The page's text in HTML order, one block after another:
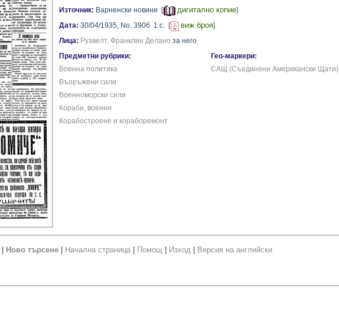
Източник: Варненски новини [ дигитално копие]
Дата: 30/04/1935, No. 3906 1 с. [ виж броя]
Лица: Рузвелт, Франклин Делано за него
Предметни рубрики:
Военна политика
Въоръжени сили
Военноморски сили
Кораби, военни
Корабостроене и кораборемонт
Гео-маркери:
САЩ (Съединени Американски Щати)
Ново търсене Начална страница Помощ Изход Версия на английски